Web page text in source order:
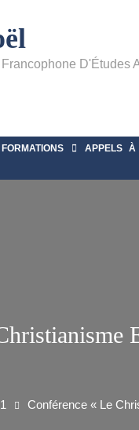
D'Études
FORMATIONS APPELS À
1 Conférence « Le